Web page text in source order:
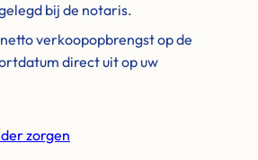
bij de notaris.
verkoopopbrengst op de
direct uit op uw
zorgen